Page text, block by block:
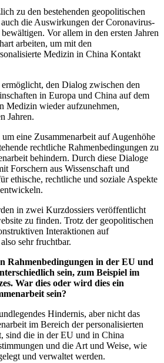
zu den bestehenden geopolitischen
die Auswirkungen der Coronavirus-
Vor allem in den ersten Jahren
arbeiten, um mit den
Medizin in China Kontakt
den Dialog zwischen den
in Europa und China auf dem
Medizin wieder aufzunehmen,
Jahren.
eine Zusammenarbeit auf Augenhöhe
rechtliche Rahmenbedingungen zu
behindern. Durch diese Dialoge
Forschern aus Wissenschaft und
ethische, rechtliche und soziale Aspekte
in zwei Kurzdossiers veröffentlicht
zu finden. Trotz der geopolitischen
Interaktionen auf
sehr fruchtbar.
Rahmenbedingungen in der EU und
sein, zum Beispiel im
War dies oder wird dies ein
sein?
Hindernis, aber nicht das
im Bereich der personalisierten
sind die in der EU und in China
und die Art und Weise, wie
und verwaltet werden.